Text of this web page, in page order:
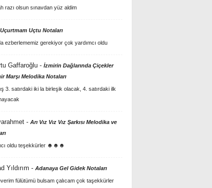
razı olsun sınavdan yüz aldim
Uçurtmam Uçtu Notaları
ezberlememiz gerekiyor çok yardımcı oldu
Gaffaroğlu- İzmirin Dağlarında Çiçekler
Marşı Melodika Notaları
3. satırdaki iki la birleşik olacak, 4. satırdaki ilk
- Arı Vız Vız Vız Şarkısı Melodika ve
oldu teşekkürler ☻☻☻
Yıldırım - Adanaya Gel Gidek Notaları
fülütümü bulsam çalıcam çok taşekkürler